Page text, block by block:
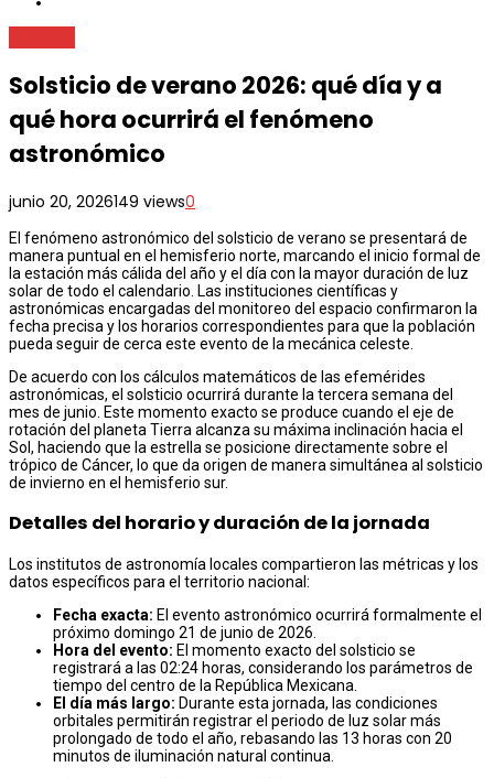
Solsticio de verano 2026: qué día y a
qué hora ocurrirá el fenómeno
astronómico
junio 20, 2026149 views0
El fenómeno astronómico del solsticio de verano se presentará de
manera puntual en el hemisferio norte, marcando el inicio formal de
la estación más cálida del año y el día con la mayor duración de luz
solar de todo el calendario. Las instituciones científicas y
astronómicas encargadas del monitoreo del espacio confirmaron la
fecha precisa y los horarios correspondientes para que la población
pueda seguir de cerca este evento de la mecánica celeste.
De acuerdo con los cálculos matemáticos de las efemérides
astronómicas, el solsticio ocurrirá durante la tercera semana del
mes de junio. Este momento exacto se produce cuando el eje de
rotación del planeta Tierra alcanza su máxima inclinación hacia el
Sol, haciendo que la estrella se posicione directamente sobre el
trópico de Cáncer, lo que da origen de manera simultánea al solsticio
de invierno en el hemisferio sur.
Detalles del horario y duración de la jornada
Los institutos de astronomía locales compartieron las métricas y los
datos específicos para el territorio nacional:
Fecha exacta: El evento astronómico ocurrirá formalmente el
próximo domingo 21 de junio de 2026.
Hora del evento: El momento exacto del solsticio se
registrará a las 02:24 horas, considerando los parámetros de
tiempo del centro de la República Mexicana.
El día más largo: Durante esta jornada, las condiciones
orbitales permitirán registrar el periodo de luz solar más
prolongado de todo el año, rebasando las 13 horas con 20
minutos de iluminación natural continua.